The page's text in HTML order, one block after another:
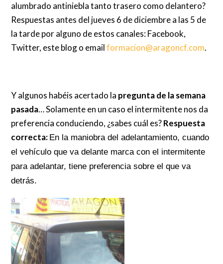
alumbrado antiniebla tanto trasero como delantero?
Respuestas antes del jueves 6 de diciembre a las 5 de
la tarde por alguno de estos canales: Facebook,
Twitter, este blog o emailformacion@aragoncf.com.
Y algunos habéis acertado la pregunta de la semana
pasada… Solamente en un caso el intermitente nos da
preferencia conduciendo, ¿sabes cuál es?Respuesta
correcta: En la maniobra del adelantamiento,cuando
el vehículo que va delante marca con el intermitente
para adelantar, tiene preferencia sobre el que va
detrás.